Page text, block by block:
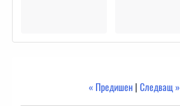
« Предишен | Следващ »